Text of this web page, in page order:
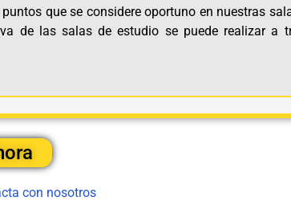
que se considere oportuno en nuestras
de las salas de estudio se puede realizar a
con nosotros